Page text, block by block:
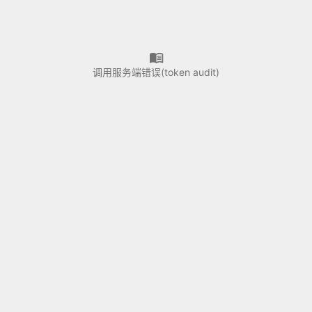
调用服务端错误(token audit)